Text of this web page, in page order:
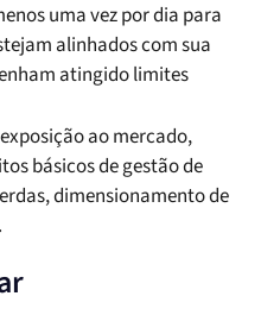
uma vez por dia para
alinhados com sua
atingido limites
ao mercado,
básicos de gestão de
dimensionamento de